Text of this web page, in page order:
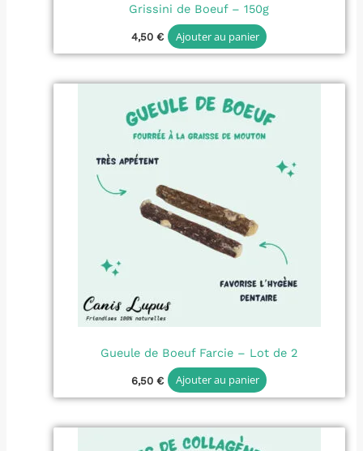
Grissini de Boeuf – 150g
4,50€ Ajouter au panier
Gueule de Boeuf Farcie – Lot de 2
6,50€ Ajouter au panier